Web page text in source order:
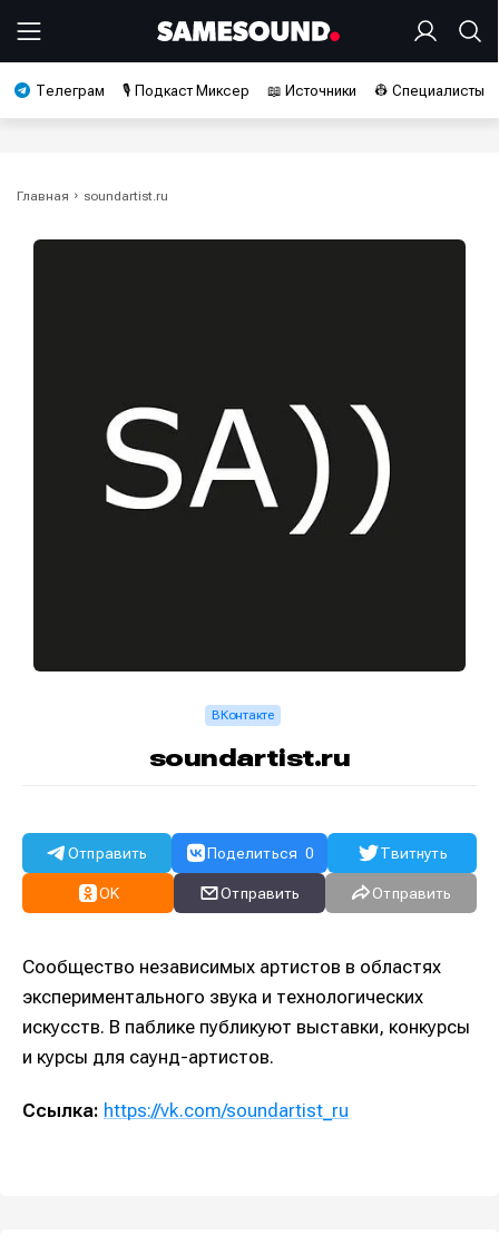
Телеграм 🎙️ Подкаст Миксер 📖 Источники 👷 Специалисты
Главная soundartist.ru
ВКонтакте
soundartist.ru
Отправить Поделиться 0 Твитнуть
OK Отправить Отправить
Сообщество независимых артистов в областях
экспериментального звука и технологических
искусств. В паблике публикуют выставки, конкурсы
и курсы для саунд-артистов.
Ссылка: https://vk.com/soundartist_ru